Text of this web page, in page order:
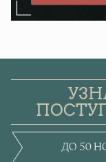
ДО 50